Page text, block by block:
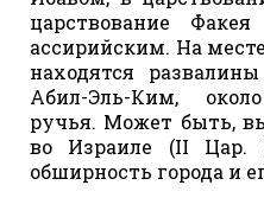
царствование
ассирийским. На
находятся
Абил-Эль-Ким,
ручья. Может быть,
во Израиле (II Цар.
обширность города и